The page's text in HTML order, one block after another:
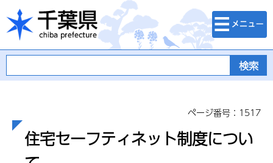
千葉県
検索・メニュ
ー
ページ番号：1517
住宅セーフティネット制度につい